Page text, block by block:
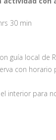
30 min
guía local de
con horario
interior para